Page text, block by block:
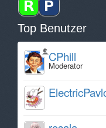
Top Benutzer
CPhill
Moderator